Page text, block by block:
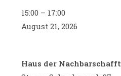
Haus
der
15:00 – 17:00
August 21, 2026
Haus der Nachbarschafft